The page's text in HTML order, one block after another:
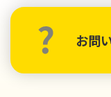
お問